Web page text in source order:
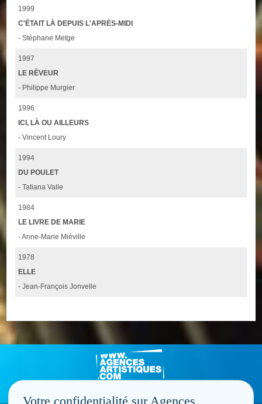
1999
C'ÉTAIT LÀ DEPUIS L'APRÈS-MIDI
- Stéphane Metge
1997
LE RÊVEUR
- Philippe Murgier
1996
ICI, LÀ OU AILLEURS
- Vincent Loury
1994
DU POULET
- Tatiana Valle
1984
LE LIVRE DE MARIE
- Anne-Marie Miéville
1978
ELLE
- Jean-François Jonvelle
Votre confidentialité sur Agences